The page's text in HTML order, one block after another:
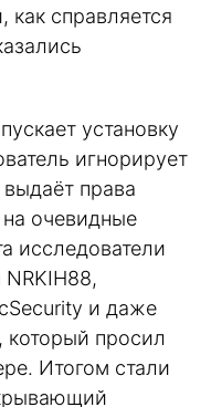
как справляется
установку
игнорирует
права
на очевидные
исследователи
NRKIH88,
и даже
просил
Итогом стали